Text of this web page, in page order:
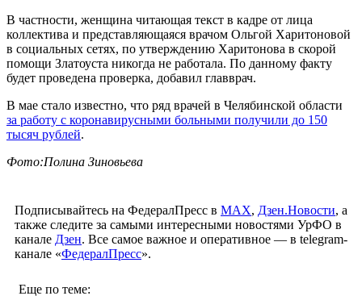
В частности, женщина читающая текст в кадре от лица
коллектива и представляющаяся врачом Ольгой Харитоновой
в социальных сетях, по утверждению Харитонова в скорой
помощи Златоуста никогда не работала. По данному факту
будет проведена проверка, добавил главврач.
В мае стало известно, что ряд врачей в Челябинской области
за работу с коронавирусными больными получили до 150
тысяч рублей.
Фото:Полина Зиновьева
Подписывайтесь на ФедералПресс в МАХ, Дзен.Новости, а
также следите за самыми интересными новостями УрФО в
канале Дзен. Все самое важное и оперативное — в telegram-
канале «ФедералПресс».
Еще по теме: